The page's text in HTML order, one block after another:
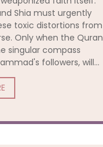
Shia must urgently
toxic distortions from
Only when the Quran
singular compass
followers, will...